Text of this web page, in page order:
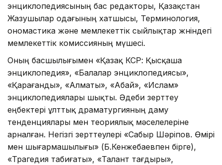
энциклопедиясының бас редакторы, Қазақстан
Жазушылар одағының хатшысы, Терминология,
ономастика және мемлекеттік сыйлықтар жөніндегі
мемлекеттік комиссияның мүшесі.
Оның басшылығымен «Қазақ КСР: Қысқаша
энциклопедия», «Балалар энциклопедиясы»,
«Қарағанды», «Алматы», «Абай», «Ислам»
энциклопедиялары шықты. Әдеби зерттеу
еңбектері ұлттық драматургияның даму
тенденциялары мен теориялық мәселелеріне
арналған. Негізгі зерттеулері «Сабыр Шәріпов. Өмірі
мен шығармашылығы» (Б.Кенжебаевпен бірге),
«Трагедия табиғаты», «Талант тағдыры»,